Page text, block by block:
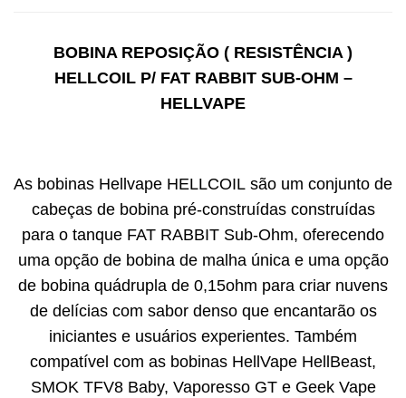
BOBINA REPOSIÇÃO ( RESISTÊNCIA )
HELLCOIL P/ FAT RABBIT SUB-OHM –
HELLVAPE
As bobinas Hellvape HELLCOIL são um conjunto de
cabeças de bobina pré-construídas construídas
para o tanque FAT RABBIT Sub-Ohm, oferecendo
uma opção de bobina de malha única e uma opção
de bobina quádrupla de 0,15ohm para criar nuvens
de delícias com sabor denso que encantarão os
iniciantes e usuários experientes. Também
compatível com as bobinas HellVape HellBeast,
SMOK TFV8 Baby, Vaporesso GT e Geek Vape